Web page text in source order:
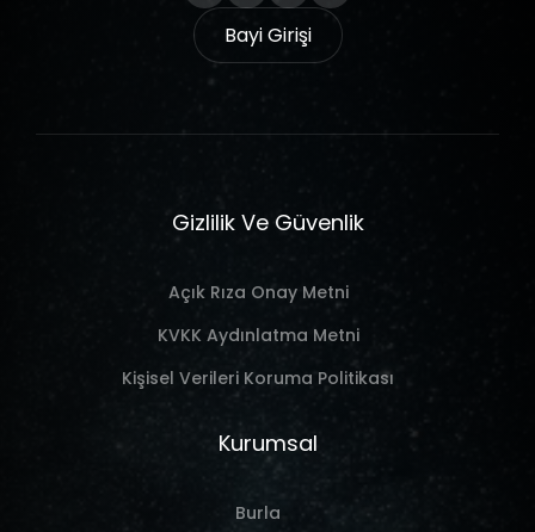
Bayi Girişi
Gizlilik Ve Güvenlik
Açık Rıza Onay Metni
KVKK Aydınlatma Metni
Kişisel Verileri Koruma Politikası
Kurumsal
Burla